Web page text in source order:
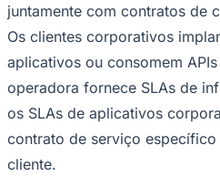
São Paulo
juntamente com contratos de
Os clientes corporativos
aplicativos ou consomem
operadora fornece SLAs de
os SLAs de aplicativos
contrato de serviço
cliente.